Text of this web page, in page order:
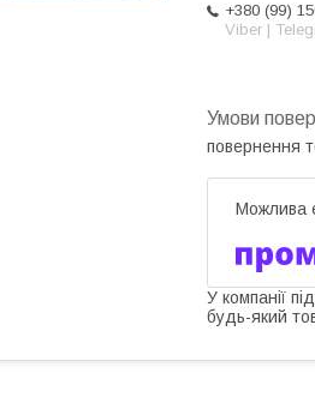
+380 (99)
Viber |
повернення
У компанії
будь-який